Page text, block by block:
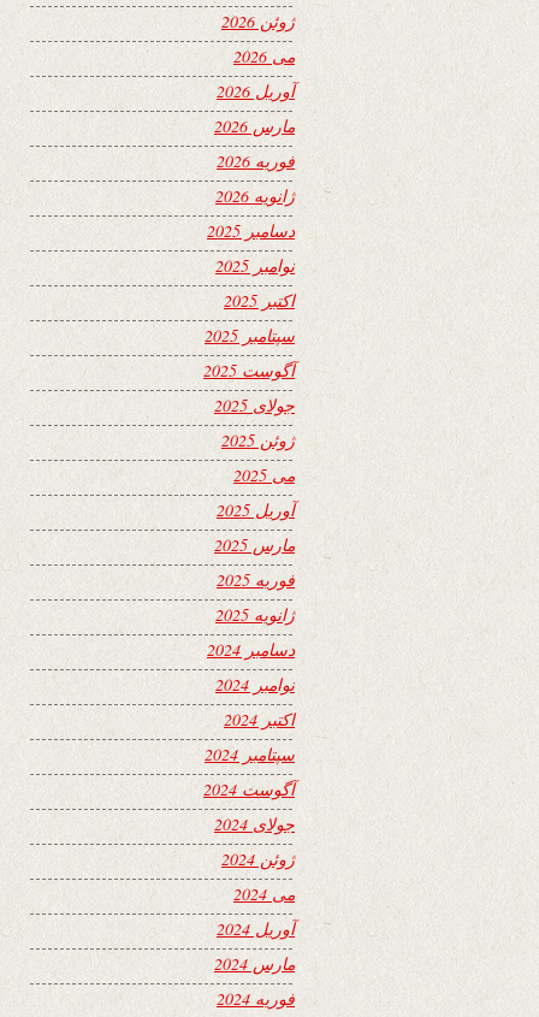
ژوئن 2026
می 2026
آوریل 2026
مارس 2026
فوریه 2026
ژانویه 2026
دسامبر 2025
نوامبر 2025
اکتبر 2025
سپتامبر 2025
آگوست 2025
جولای 2025
ژوئن 2025
می 2025
آوریل 2025
مارس 2025
فوریه 2025
ژانویه 2025
دسامبر 2024
نوامبر 2024
اکتبر 2024
سپتامبر 2024
آگوست 2024
جولای 2024
ژوئن 2024
می 2024
آوریل 2024
مارس 2024
فوریه 2024